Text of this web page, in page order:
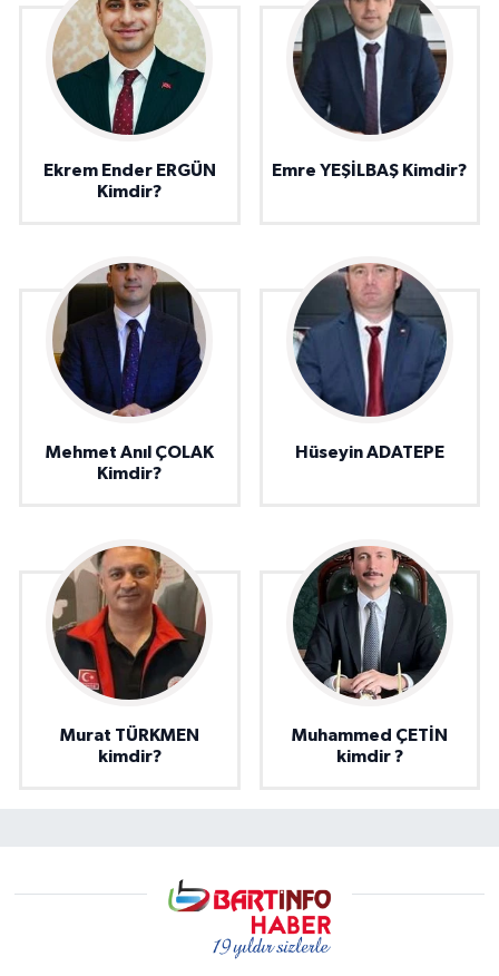
Ekrem Ender ERGÜN
Kimdir?
Emre YEŞİLBAŞ Kimdir?
Mehmet Anıl ÇOLAK
Kimdir?
Hüseyin ADATEPE
Murat TÜRKMEN
kimdir?
Muhammed ÇETİN
kimdir ?